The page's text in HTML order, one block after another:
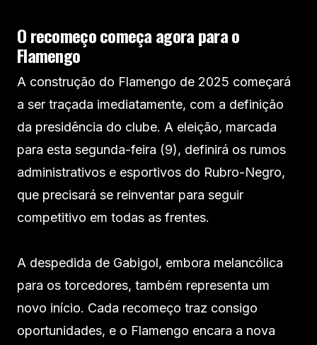
O recomeço começa agora para o
Flamengo
A construção do Flamengo de 2025 começará
a ser traçada imediatamente, com a definição
da presidência do clube. A eleição, marcada
para esta segunda-feira (9), definirá os rumos
administrativos e esportivos do Rubro-Negro,
que precisará se reinventar para seguir
competitivo em todas as frentes.
A despedida de Gabigol, embora melancólica
para os torcedores, também representa um
novo início. Cada recomeço traz consigo
oportunidades, e o Flamengo encara a nova